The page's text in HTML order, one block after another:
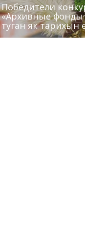
Победители
«Архивные фонды
туган як тарихын
Архивисты
Госархива
Сотрудники
Эхо веков»
(КХТИ)
«Мир архивов